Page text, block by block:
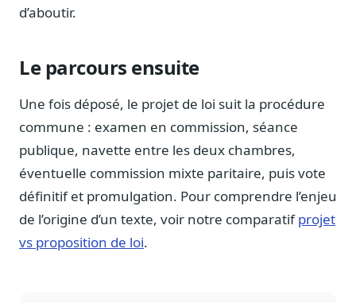
Public Sénat, ONG, cabinets
Fiabilité, souveraineté, sobriété
Sécurité
Hébergement européen, RGPD
Presse
Kit média, contacts
d’aboutir.
Le parcours ensuite
Une fois déposé, le projet de loi suit la procédure
commune : examen en commission, séance
publique, navette entre les deux chambres,
éventuelle commission mixte paritaire, puis vote
définitif et promulgation. Pour comprendre l’enjeu
de l’origine d’un texte, voir notre comparatifprojet
vs proposition de loi.